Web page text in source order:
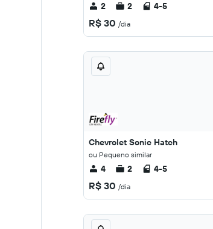
2 2 4-5
R$ 30 /dia
Chevrolet Sonic Hatch
ou Pequeno similar
4 2 4-5
R$ 30 /dia